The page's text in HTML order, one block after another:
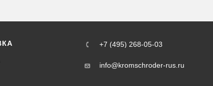
+7 (495) 268-05-03
info@kromschroder-rus.ru